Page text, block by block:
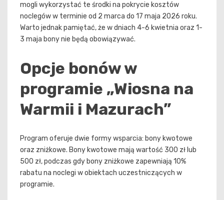
mogli wykorzystać te środki na pokrycie kosztów
noclegów w terminie od 2 marca do 17 maja 2026 roku.
Warto jednak pamiętać, że w dniach 4-6 kwietnia oraz 1-
3 maja bony nie będą obowiązywać.
Opcje bonów w
programie „Wiosna na
Warmii i Mazurach”
Program oferuje dwie formy wsparcia: bony kwotowe
oraz zniżkowe. Bony kwotowe mają wartość 300 zł lub
500 zł, podczas gdy bony zniżkowe zapewniają 10%
rabatu na noclegi w obiektach uczestniczących w
programie.